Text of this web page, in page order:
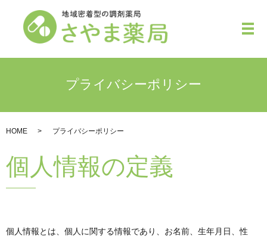
メ
プライバシーポリシー
HOME プライバシーポリシー
個人情報の定義
個人情報とは、個人に関する情報であり、お名前、生年月日、性